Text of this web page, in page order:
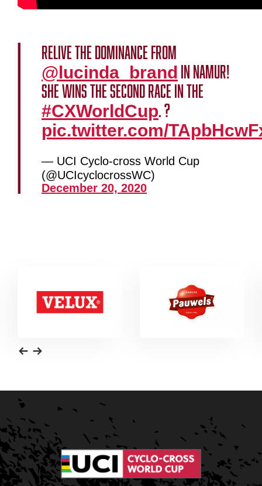
Relive the dominance from
@lucinda_brand in Namur!
She wins the second race in the
#CXWorldCup. ?
pic.twitter.com/
— UCI Cyclo-cross World Cup
(@UCIcyclocrossWC)
December 20, 2020